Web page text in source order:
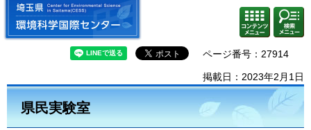
埼玉県 環境科学国際センター
コンテ
ンツメ
ニュー
検索・
共通メ
ニュー
ページ番号：27914
掲載日：2023年2月1日
県民実験室